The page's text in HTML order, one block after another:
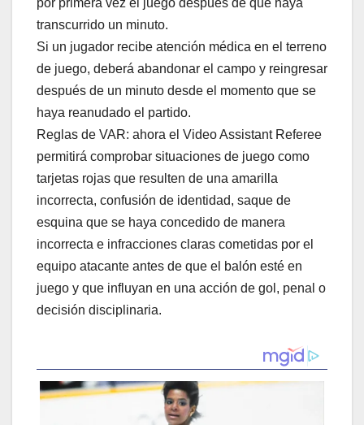
por primera vez el juego después de que haya
transcurrido un minuto.
Si un jugador recibe atención médica en el terreno
de juego, deberá abandonar el campo y reingresar
después de un minuto desde el momento que se
haya reanudado el partido.
Reglas de VAR: ahora el Video Assistant Referee
permitirá comprobar situaciones de juego como
tarjetas rojas que resulten de una amarilla
incorrecta, confusión de identidad, saque de
esquina que se haya concedido de manera
incorrecta e infracciones claras cometidas por el
equipo atacante antes de que el balón esté en
juego y que influyan en una acción de gol, penal o
decisión disciplinaria.